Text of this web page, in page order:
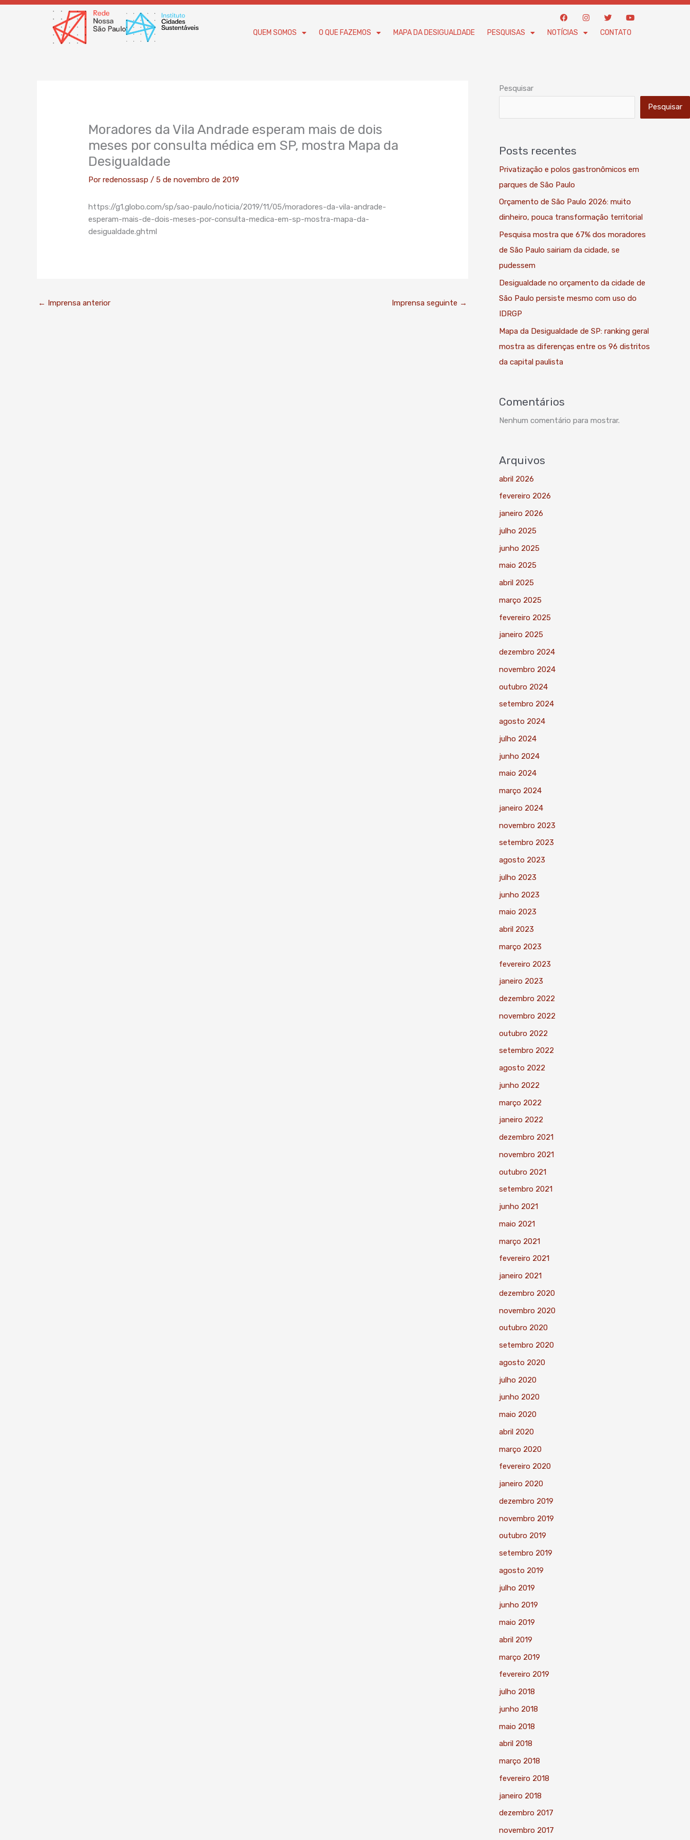
Ir
F
a
c
e
I
n
t
T
w
i
t
Y
o
u
t
QUEM SOMOS O QUE FAZEMOS MAPA DA DESIGUALDADE PESQUISAS NOTÍCIAS CONTATO
Moradores da Vila Andrade esperam mais de dois
meses por consulta médica em SP, mostra Mapa da
Desigualdade
Porredenossasp/5 de novembro de 2019
https://g1.globo.com/sp/sao-paulo/noticia/2019/11/05/moradores-da-vila-andrade-
esperam-mais-de-dois-meses-por-consulta-medica-em-sp-mostra-mapa-da-
desigualdade.ghtml
← Imprensa anterior Imprensa seguinte →
Pesquisar
Pesquisar
Posts recentes
Privatização e polos gastronômicos em
parques de São Paulo
Orçamento de São Paulo 2026: muito
dinheiro, pouca transformação territorial
Pesquisa mostra que 67% dos moradores
de São Paulo sairiam da cidade, se
pudessem
Desigualdade no orçamento da cidade de
São Paulo persiste mesmo com uso do
IDRGP
Mapa da Desigualdade de SP: ranking geral
mostra as diferenças entre os 96 distritos
da capital paulista
Comentários
Nenhum comentário para mostrar.
Arquivos
abril 2026
fevereiro 2026
janeiro 2026
julho 2025
junho 2025
maio 2025
abril 2025
março 2025
fevereiro 2025
janeiro 2025
dezembro 2024
novembro 2024
outubro 2024
setembro 2024
agosto 2024
julho 2024
junho 2024
maio 2024
março 2024
janeiro 2024
novembro 2023
setembro 2023
agosto 2023
julho 2023
junho 2023
maio 2023
abril 2023
março 2023
fevereiro 2023
janeiro 2023
dezembro 2022
novembro 2022
outubro 2022
setembro 2022
agosto 2022
junho 2022
março 2022
janeiro 2022
dezembro 2021
novembro 2021
outubro 2021
setembro 2021
junho 2021
maio 2021
março 2021
fevereiro 2021
janeiro 2021
dezembro 2020
novembro 2020
outubro 2020
setembro 2020
agosto 2020
julho 2020
junho 2020
maio 2020
abril 2020
março 2020
fevereiro 2020
janeiro 2020
dezembro 2019
novembro 2019
outubro 2019
setembro 2019
agosto 2019
julho 2019
junho 2019
maio 2019
abril 2019
março 2019
fevereiro 2019
julho 2018
junho 2018
maio 2018
abril 2018
março 2018
fevereiro 2018
janeiro 2018
dezembro 2017
novembro 2017